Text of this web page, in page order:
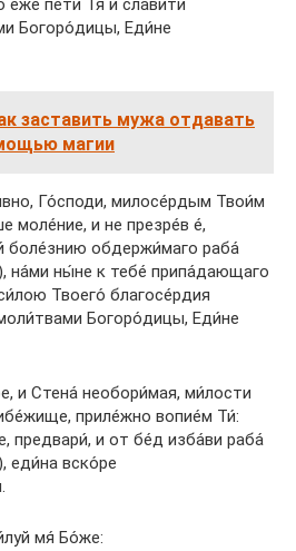
е́же пе́ти Тя́ и сла́вити
Богоро́дицы, Еди́не
заставить мужа отдавать
магии
Го́споди, милосе́рдым Твои́м
моле́ние, и не презре́в е́,
боле́знию обдержи́маго раба́
на́ми ны́не к тебе́ припа́дающаго
Твоего́ благосе́рдия
Богоро́дицы, Еди́не
и Стена́ необори́мая, ми́лости
приле́жно вопие́м Ти́:
предвари́, и от бе́д изба́ви раба́
еди́на вско́ре
мя́ Бо́же: